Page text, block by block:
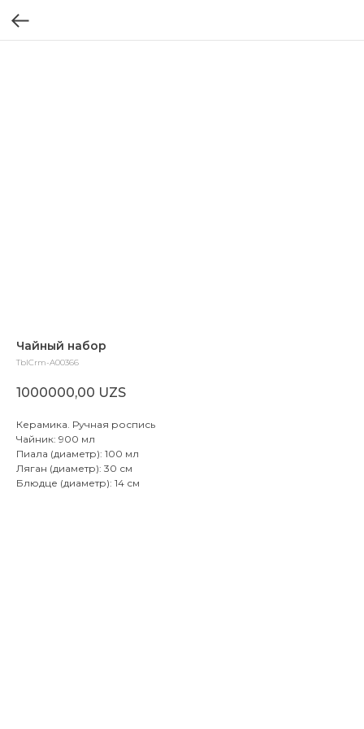
Чайный набор
TblCrm-A00366
1000000,00 UZS
Керамика. Ручная роспись
Чайник: 900 мл
Пиала (диаметр): 100 мл
Ляган (диаметр): 30 см
Блюдце (диаметр): 14 см